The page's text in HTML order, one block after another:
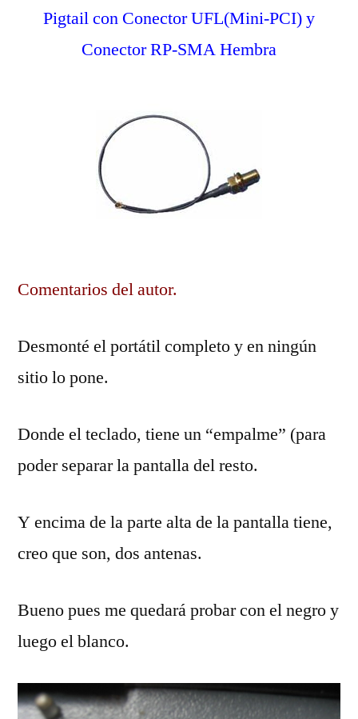
Pigtail con Conector UFL(Mini-PCI) y
Conector RP-SMA Hembra
Comentarios del autor.
Desmonté el portátil completo y en ningún
sitio lo pone.
Donde el teclado, tiene un “empalme” (para
poder separar la pantalla del resto.
Y encima de la parte alta de la pantalla tiene,
creo que son, dos antenas.
Bueno pues me quedará probar con el negro y
luego el blanco.